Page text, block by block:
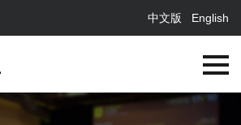
中文版 English